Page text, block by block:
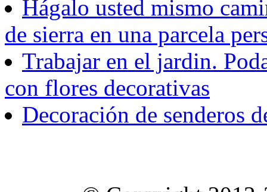
Hágalo usted mismo
de sierra en una parcela
Trabajar en el jardin.
con flores decorativas
Decoración de senderos